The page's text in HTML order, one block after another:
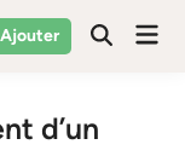
Ajouter
d’un